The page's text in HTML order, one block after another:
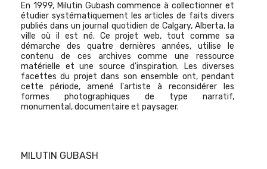
En 1999, Milutin Gubash commence à collectionner et
étudier systématiquement les articles de faits divers
publiés dans un journal quotidien de Calgary, Alberta, la
ville où il est né. Ce projet web, tout comme sa
démarche des quatre dernières années, utilise le
contenu de ces archives comme une ressource
matérielle et une source d'inspiration. Les diverses
facettes du projet dans son ensemble ont, pendant
cette période, amené l'artiste à reconsidérer les
formes photographiques de type narratif,
monumental, documentaire et paysager.
MILUTIN GUBASH